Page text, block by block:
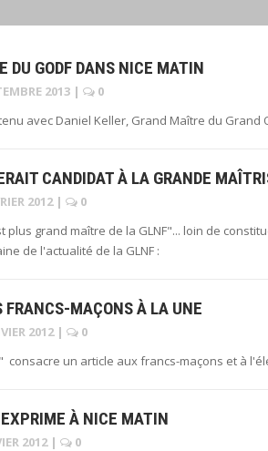
DU GODF DANS NICE MATIN
2013 |
0
avec Daniel Keller, Grand Maître du Grand
CANDIDAT À LA GRANDE
2012 |
0
plus grand maître de la GLNF"... loin de
de l'actualité de la GLNF :
MAÇONS À LA UNE
2012 |
0
consacre un article aux francs-maçons et à
À NICE MATIN
2012 |
0